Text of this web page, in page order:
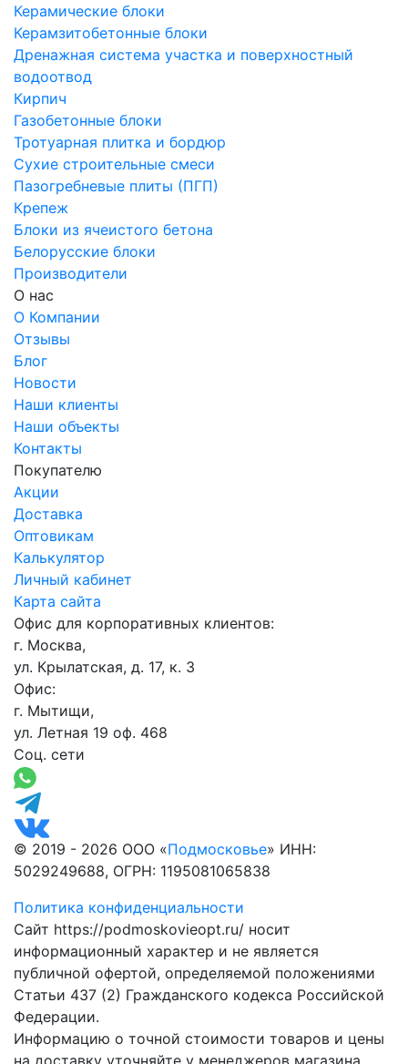
Керамические блоки
Керамзитобетонные блоки
Дренажная система участка и поверхностный
водоотвод
Кирпич
Газобетонные блоки
Тротуарная плитка и бордюр
Сухие строительные смеси
Пазогребневые плиты (ПГП)
Крепеж
Блоки из ячеистого бетона
Белорусские блоки
Производители
О нас
О Компании
Отзывы
Блог
Новости
Наши клиенты
Наши объекты
Контакты
Покупателю
Акции
Доставка
Оптовикам
Калькулятор
Личный кабинет
Карта сайта
Офис для корпоративных клиентов:
г. Москва,
ул. Крылатская, д. 17, к. 3
Офис:
г. Мытищи,
ул. Летная 19 оф. 468
Соц. сети
© 2019 - 2026 ООО «Подмосковье» ИНН:
5029249688, ОГРН: 1195081065838
Политика конфиденциальности
Сайт https://podmoskovieopt.ru/ носит
информационный характер и не является
публичной офертой, определяемой положениями
Статьи 437 (2) Гражданского кодекса Российской
Федерации.
Информацию о точной стоимости товаров и цены